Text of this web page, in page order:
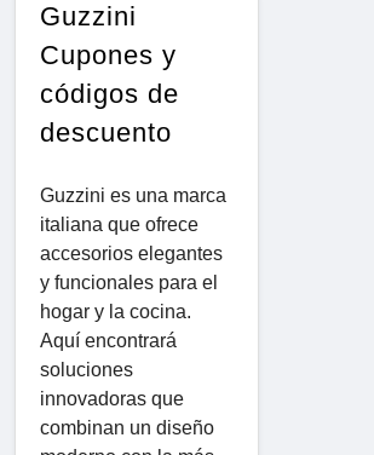
Guzzini
Cupones y
códigos de
descuento
Guzzini es una marca
italiana que ofrece
accesorios elegantes
y funcionales para el
hogar y la cocina.
Aquí encontrará
soluciones
innovadoras que
combinan un diseño